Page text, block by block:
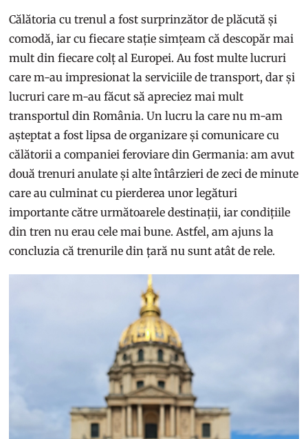
Călătoria cu trenul a fost surprinzător de plăcută și
comodă, iar cu fiecare stație simțeam că descopăr mai
mult din fiecare colț al Europei. Au fost multe lucruri
care m-au impresionat la serviciile de transport, dar și
lucruri care m-au făcut să apreciez mai mult
transportul din România. Un lucru la care nu m-am
așteptat a fost lipsa de organizare și comunicare cu
călătorii a companiei feroviare din Germania: am avut
două trenuri anulate și alte întârzieri de zeci de minute
care au culminat cu pierderea unor legături
importante către următoarele destinații, iar condițiile
din tren nu erau cele mai bune. Astfel, am ajuns la
concluzia că trenurile din țară nu sunt atât de rele.